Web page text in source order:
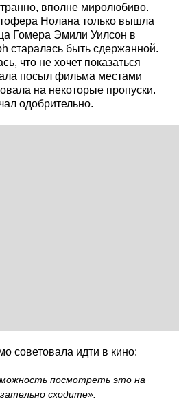
вполне миролюбиво.
Нолана только вышла
Гомера Эмили Уилсон в
старалась быть сдержанной.
что не хочет показаться
посыл фильма местами
на некоторые пропуски.
одобрительно.
советовала идти в кино:
посмотреть это на
сходите».